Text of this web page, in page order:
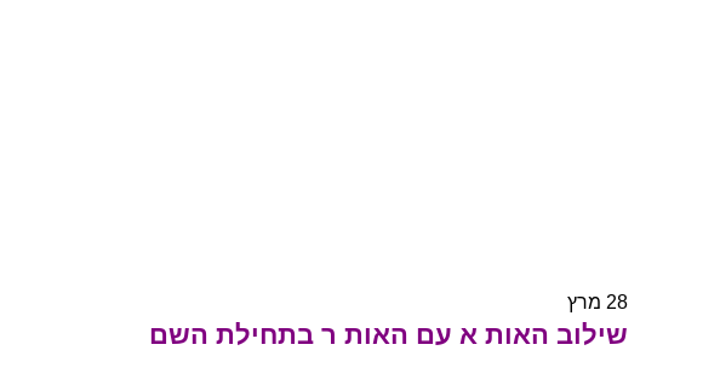
28 מרץ
שילוב האות א עם האות ר בתחילת השם